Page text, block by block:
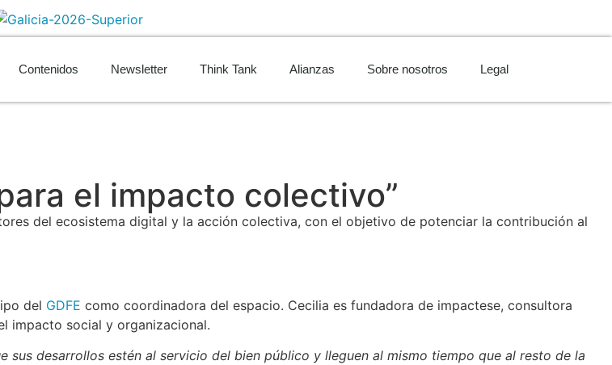
Contenidos Newsletter Think Tank Alianzas Sobre nosotros Legal
el impacto colectivo”
del ecosistema digital y la acción colectiva, con el objetivo de potenciar la contribución al
del GDFE como coordinadora del espacio. Cecilia es fundadora de impactese, consultora
impacto social y organizacional.
desarrollos estén al servicio del bien público y lleguen al mismo tiempo que al resto de la